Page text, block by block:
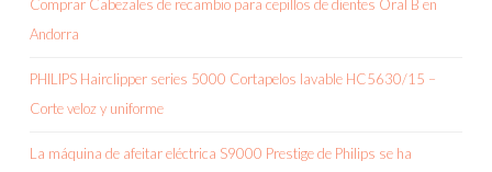
Comprar Cabezales de recambio para cepillos de dientes Oral B en
Andorra
PHILIPS Hairclipper series 5000 Cortapelos lavable HC5630/15 –
Corte veloz y uniforme
La máquina de afeitar eléctrica S9000 Prestige de Philips se ha